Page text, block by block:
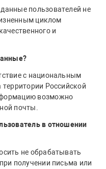
пользователей не
циклом
и
с национальным
Российской
возможно
почты.
в отношении
не обрабатывать
получении письма или